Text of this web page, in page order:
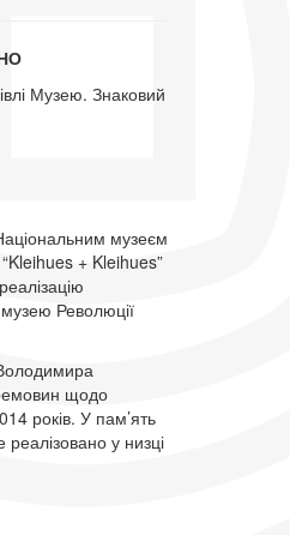
Музею. Знаковий
музеєм
+ Kleihues”
музею Революції
щодо
років. У пам’ять
у низці